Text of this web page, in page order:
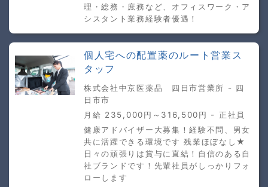
理・総務・庶務など、オフィスワーク・ア
シスタント業務経験者優遇！
個人宅への配置薬のルート営業ス
タッフ
株式会社中京医薬品 四日市営業所 - 四
日市市
月給 235,000円～316,500円 - 正社員
健康アドバイザー大募集！経験不問、男女
共に活躍できる環境です 残業ほぼなし★
日々の頑張りは賞与に直結！自信のある自
社ブランドです！先輩社員がしっかりフォ
ローします